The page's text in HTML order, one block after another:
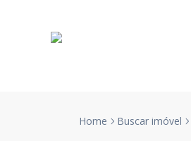
Home Buscar imóvel